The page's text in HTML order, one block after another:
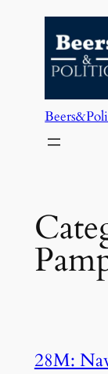
contenido
28M: